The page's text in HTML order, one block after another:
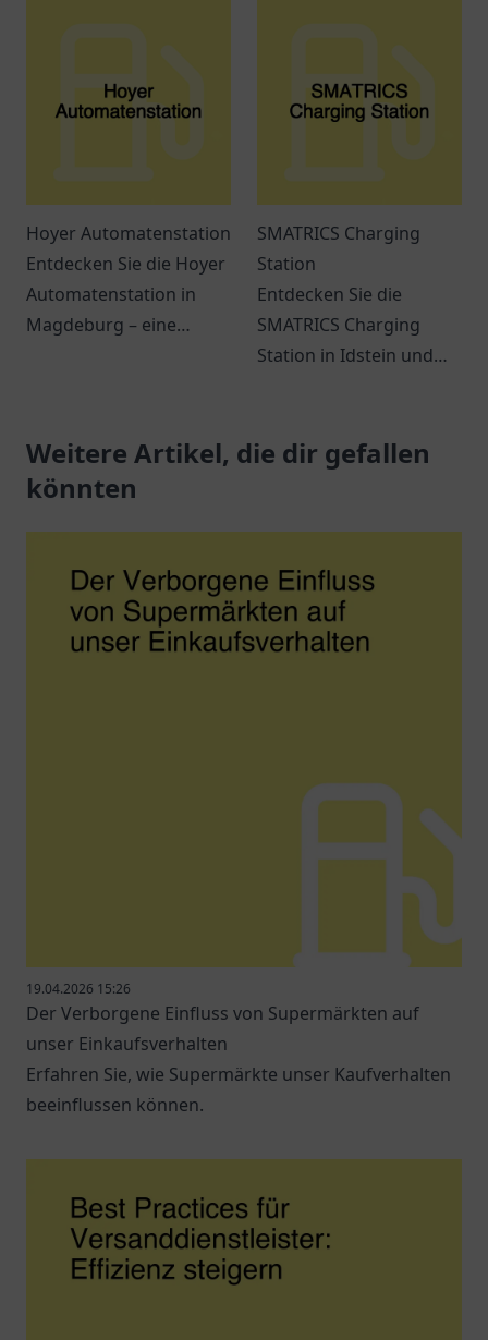
Hoyer Automatenstation
Entdecken Sie die Hoyer
Automatenstation in
Magdeburg – eine
SMATRICS Charging
Station
Entdecken Sie die
SMATRICS Charging
Station in Idstein und
Elektrofahrzeuge.
Weitere Artikel, die dir gefallen
könnten
19.04.2026 15:26
Der Verborgene Einfluss von Supermärkten auf
unser Einkaufsverhalten
Erfahren Sie, wie Supermärkte unser Kaufverhalten
beeinflussen können.